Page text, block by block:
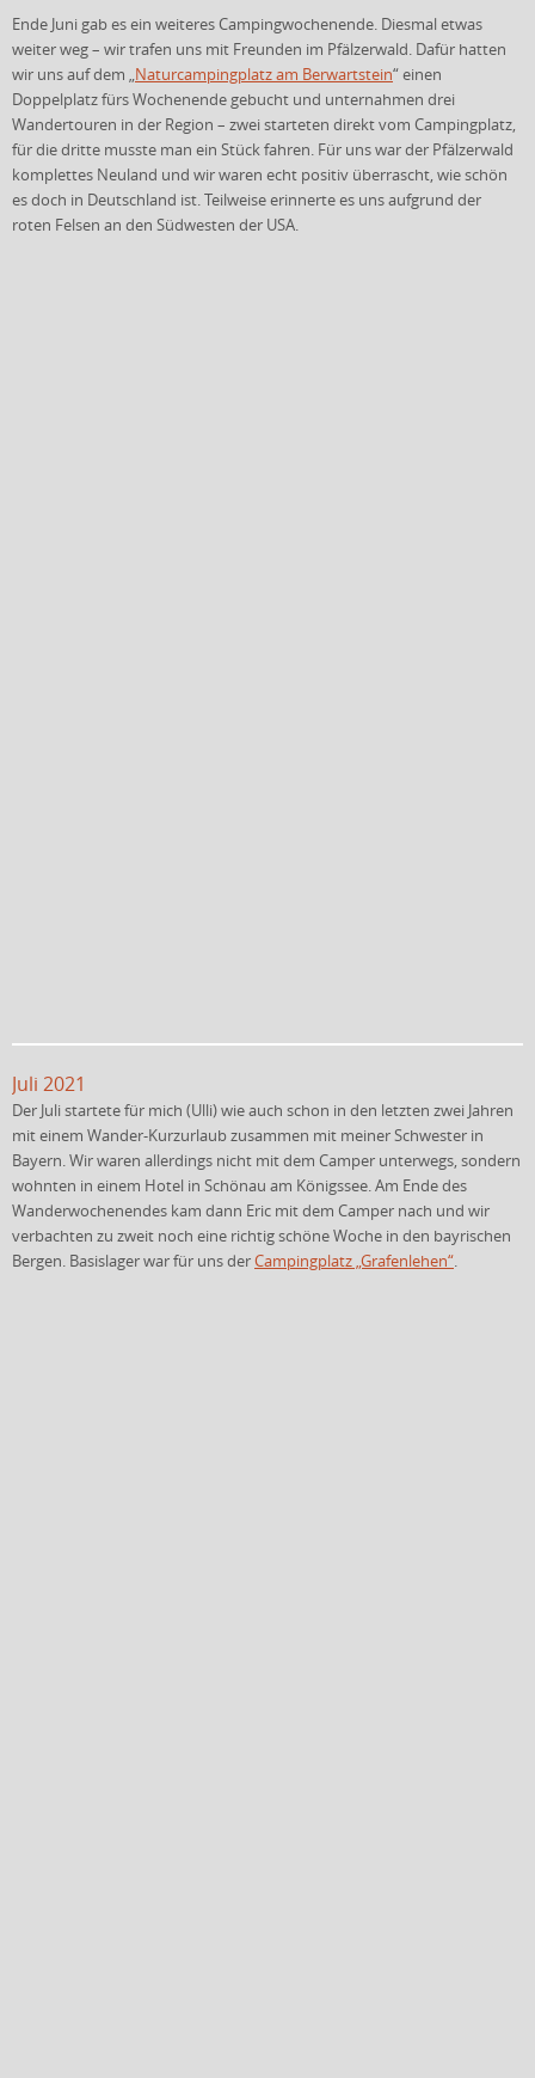
Ende Juni gab es ein weiteres Campingwochenende. Diesmal etwas
weiter weg – wir trafen uns mit Freunden im Pfälzerwald. Dafür hatten
wir uns auf dem „Naturcampingplatz am Berwartstein“ einen
Doppelplatz fürs Wochenende gebucht und unternahmen drei
Wandertouren in der Region – zwei starteten direkt vom Campingplatz,
für die dritte musste man ein Stück fahren. Für uns war der Pfälzerwald
komplettes Neuland und wir waren echt positiv überrascht, wie schön
es doch in Deutschland ist. Teilweise erinnerte es uns aufgrund der
roten Felsen an den Südwesten der USA.
Juli 2021
Der Juli startete für mich (Ulli) wie auch schon in den letzten zwei Jahren
mit einem Wander-Kurzurlaub zusammen mit meiner Schwester in
Bayern. Wir waren allerdings nicht mit dem Camper unterwegs, sondern
wohnten in einem Hotel in Schönau am Königssee. Am Ende des
Wanderwochenendes kam dann Eric mit dem Camper nach und wir
verbachten zu zweit noch eine richtig schöne Woche in den bayrischen
Bergen. Basislager war für uns derCampingplatz „Grafenlehen“.